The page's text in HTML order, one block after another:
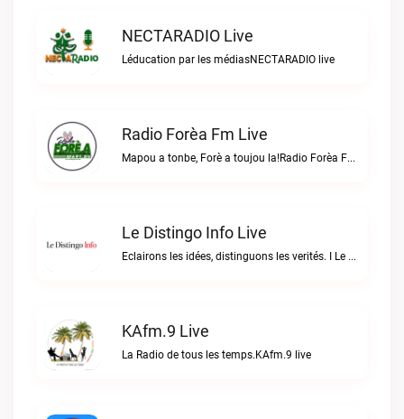
NECTARADIO Live
Léducation par les médiasNECTARADIO live
Radio Forèa Fm Live
Mapou a tonbe, Forè a toujou la!Radio Forèa Fm live
Le Distingo Info Live
Eclairons les idées, distinguons les verités. I Le repère des infos sûres.Le Distingo Info live
KAfm.9 Live
La Radio de tous les temps.KAfm.9 live